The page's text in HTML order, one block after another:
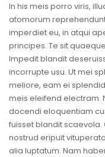
In his meis porro viris,
atomorum
imperdiet eu, in atqui
principes. Te sit
Impedit blandit
incorrupte usu. Ut mei
meliore, eam ei
meis eleifend electram.
docendi eloquentiam
fuisset blandit
nostrud eripuit
alia luptatum. Nam